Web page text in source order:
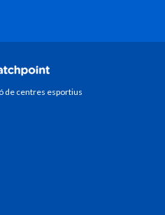
de centres esportius